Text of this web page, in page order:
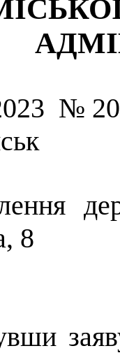
№
8